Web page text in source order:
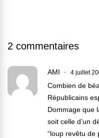
2 commentaires
AMI 4 juillet
Combien de
Républicains
Dommage que
soit celle d’un
“loup revêtu de